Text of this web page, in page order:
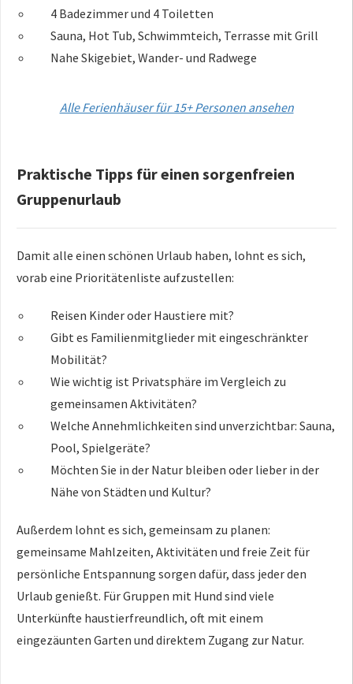
4 Badezimmer und 4 Toiletten
Sauna, Hot Tub, Schwimmteich, Terrasse mit Grill
Nahe Skigebiet, Wander- und Radwege
Alle Ferienhäuser für 15+ Personen ansehen
Praktische Tipps für einen sorgenfreien
Gruppenurlaub
Damit alle einen schönen Urlaub haben, lohnt es sich,
vorab eine Prioritätenliste aufzustellen:
Reisen Kinder oder Haustiere mit?
Gibt es Familienmitglieder mit eingeschränkter
Mobilität?
Wie wichtig ist Privatsphäre im Vergleich zu
gemeinsamen Aktivitäten?
Welche Annehmlichkeiten sind unverzichtbar: Sauna,
Pool, Spielgeräte?
Möchten Sie in der Natur bleiben oder lieber in der
Nähe von Städten und Kultur?
Außerdem lohnt es sich, gemeinsam zu planen:
gemeinsame Mahlzeiten, Aktivitäten und freie Zeit für
persönliche Entspannung sorgen dafür, dass jeder den
Urlaub genießt. Für Gruppen mit Hund sind viele
Unterkünfte haustierfreundlich, oft mit einem
eingezäunten Garten und direktem Zugang zur Natur.